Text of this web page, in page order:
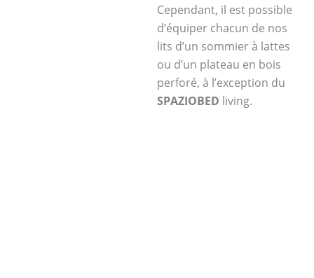
Cependant, il est possible
d’équiper chacun de nos
lits d’un sommier à lattes
ou d’un plateau en bois
perforé, à l’exception du
SPAZIOBED living.